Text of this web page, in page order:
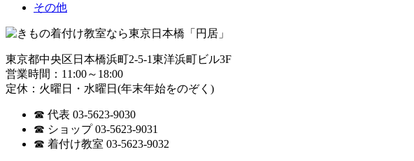
その他
東京都中央区日本橋浜町2-5-1東洋浜町ビル3F
営業時間：11:00～18:00
定休：火曜日・水曜日(年末年始をのぞく)
☎ 代表 03-5623-9030
☎ ショップ 03-5623-9031
☎ 着付け教室 03-5623-9032